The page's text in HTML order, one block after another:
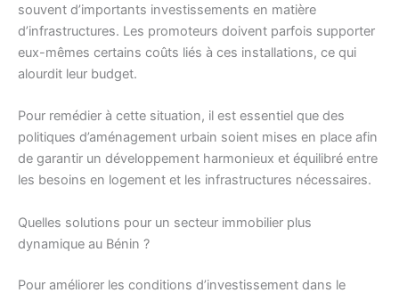
souvent d’importants investissements en matière
d’infrastructures. Les promoteurs doivent parfois supporter
eux-mêmes certains coûts liés à ces installations, ce qui
alourdit leur budget.
Pour remédier à cette situation, il est essentiel que des
politiques d’aménagement urbain soient mises en place afin
de garantir un développement harmonieux et équilibré entre
les besoins en logement et les infrastructures nécessaires.
Quelles solutions pour un secteur immobilier plus
dynamique au Bénin ?
Pour améliorer les conditions d’investissement dans le